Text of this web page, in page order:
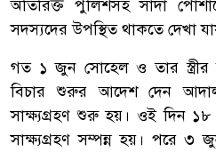
অতিরিক্ত পুলিশসহ সাদা
সদস্যদের উপস্থিত থাকতে দেখা
গত ১ জুন সোহেল ও তার স্ত্রীর
বিচার শুরুর আদেশ দেন
সাক্ষ্যগ্রহণ শুরু হয়। ওই দিন
সাক্ষ্যগ্রহণ সম্পন্ন হয়। পরে ৩